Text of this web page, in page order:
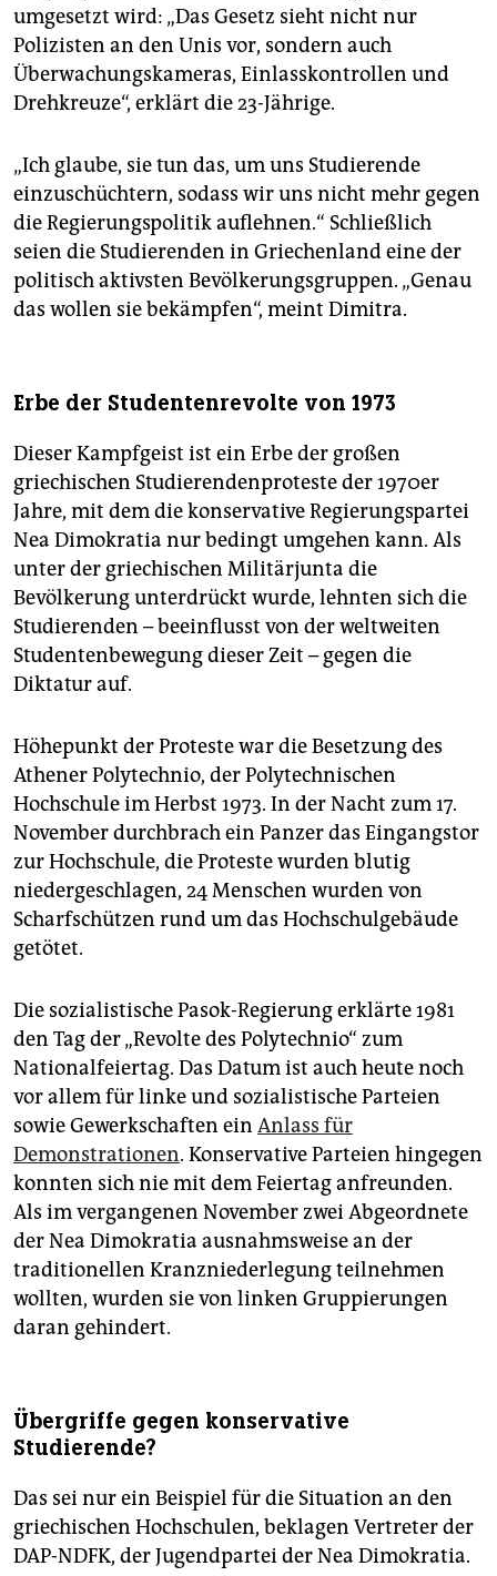
umgesetzt wird: „Das Gesetz sieht nicht nur
Polizisten an den Unis vor, sondern auch
Überwachungskameras, Einlasskontrollen und
Drehkreuze“, erklärt die 23-Jährige.
„Ich glaube, sie tun das, um uns Studierende
einzuschüchtern, sodass wir uns nicht mehr gegen
die Regierungspolitik auflehnen.“ Schließlich
seien die Studierenden in Griechenland eine der
politisch aktivsten Bevölkerungsgruppen. „Genau
das wollen sie bekämpfen“, meint Dimitra.
Erbe der Studentenrevolte von 1973
Dieser Kampfgeist ist ein Erbe der großen
griechischen Studierendenproteste der 1970er
Jahre, mit dem die konservative Regierungspartei
Nea Dimokratia nur bedingt umgehen kann. Als
unter der griechischen Militärjunta die
Bevölkerung unterdrückt wurde, lehnten sich die
Studierenden – beeinflusst von der weltweiten
Studentenbewegung dieser Zeit – gegen die
Diktatur auf.
Höhepunkt der Proteste war die Besetzung des
Athener Polytechnio, der Polytechnischen
Hochschule im Herbst 1973. In der Nacht zum 17.
November durchbrach ein Panzer das Eingangstor
zur Hochschule, die Proteste wurden blutig
niedergeschlagen, 24 Menschen wurden von
Scharfschützen rund um das Hochschulgebäude
getötet.
Die sozialistische Pasok-Regierung erklärte 1981
den Tag der „Revolte des Polytechnio“ zum
Nationalfeiertag. Das Datum ist auch heute noch
vor allem für linke und sozialistische Parteien
sowie Gewerkschaften ein Anlass für
Demonstrationen. Konservative Parteien hingegen
konnten sich nie mit dem Feiertag anfreunden.
Als im vergangenen November zwei Abgeordnete
der Nea Dimokratia ausnahmsweise an der
traditionellen Kranzniederlegung teilnehmen
wollten, wurden sie von linken Gruppierungen
daran gehindert.
Übergriffe gegen konservative
Studierende?
Das sei nur ein Beispiel für die Situation an den
griechischen Hochschulen, beklagen Vertreter der
DAP-NDFK, der Jugendpartei der Nea Dimokratia.